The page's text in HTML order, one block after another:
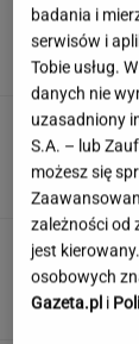
badania i
serwisów i
Tobie usług.
danych nie
uzasadniony
S.A. – lub
możesz się
zależności od
jest
osobowych
Gazeta.pl i